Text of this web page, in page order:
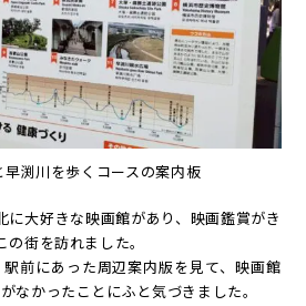
早渕川を歩くコースの案内板
に大好きな映画館があり、映画鑑賞がき
街を訪れました。
前にあった周辺案内版を見て、映画館
なかったことにふと気づきました。